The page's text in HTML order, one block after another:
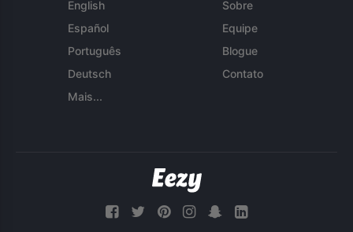
English
Español
Português
Deutsch
Mais...
Sobre
Equipe
Blogue
Contato